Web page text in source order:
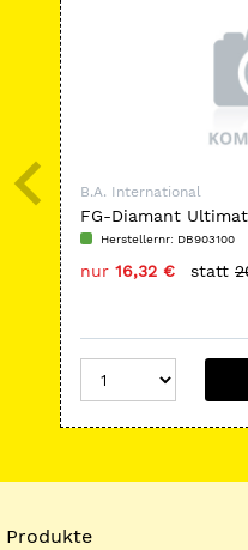
B.A. International
FG-Diamant
847KR
Herstellernr: DB903100
nur 16,32 € statt
Produkte